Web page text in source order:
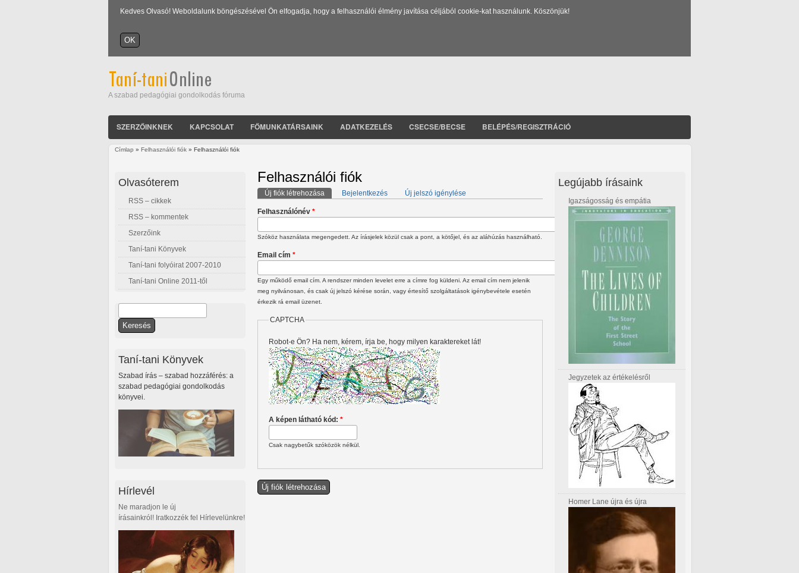
Kedves Olvasó! Weboldalunk böngészésével Ön elfogadja, hogy a felhasználói élmény javítása céljából cookie-kat használunk. Köszönjük!
A szabad pedagógiai gondolkodás fóruma
SZERZŐINKNEK KAPCSOLAT FŐMUNKATÁRSAINK ADATKEZELÉS CSECSE/BECSE BELÉPÉS/REGISZTRÁCIÓ
Címlap » Felhasználói fiók » Felhasználói fiók
Felhasználói fiók
Elsődleges fülek
Új fiók létrehozása (aktív fül)Bejelentkezés Új jelszó igénylése
Felhasználónév *
Szóköz használata megengedett. Az írásjelek közül csak a pont, a kötőjel, és az aláhúzás használható.
Email cím *
Egy működő email cím. A rendszer minden levelet erre a címre fog küldeni. Az email cím nem jelenik
meg nyilvánosan, és csak új jelszó kérése során, vagy értesítő szolgáltatások igénybevétele esetén
érkezik rá email üzenet.
CAPTCHA
Robot-e Ön? Ha nem, kérem, írja be, hogy milyen karaktereket lát!
A képen látható kód:*
Csak nagybetűk szóközök nélkül.
Olvasóterem
RSS – cikkek
RSS – kommentek
Szerzőink
Taní-tani Könyvek
Taní-tani folyóirat 2007-2010
Taní-tani Online 2011-től
Keresés űrlap
Taní-tani Könyvek
Szabad írás – szabad hozzáférés: a
szabad pedagógiai gondolkodás
könyvei.
Hírlevél
Ne maradjon le új
írásainkról! Iratkozzék fel Hírlevelünkre!
Legújabb írásaink
Igazságosság és empátia
Jegyzetek az értékelésről
Homer Lane újra és újra